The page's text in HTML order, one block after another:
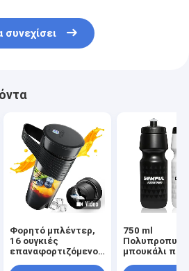
συνεχίσει
Φορητό μπλέντερ,
16 ουγκιές
επαναφορτιζόμενο
750 ml
μπουκάλι